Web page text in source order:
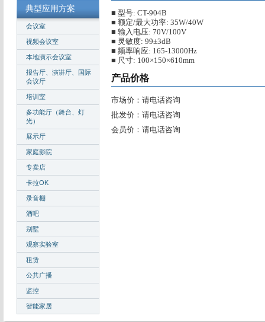
■ 型号: CT-904B
■ 额定/最大功率: 35W/40W
■ 输入电压: 70V/100V
■ 灵敏度: 99±3dB
■ 频率响应: 165-13000Hz
■ 尺寸: 100×150×610mm
产品价格
市场价：请电话咨询
批发价：请电话咨询
会员价：请电话咨询
典型应用方案
会议室
视频会议室
本地演示会议室
报告厅、演讲厅、国际
会议厅
培训室
多功能厅（舞台、灯
光）
展示厅
家庭影院
专卖店
卡拉OK
录音棚
酒吧
别墅
观察实验室
租赁
公共广播
监控
智能家居